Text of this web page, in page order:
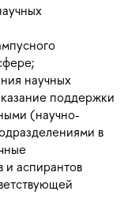
научных
поддержки
(научно-
в
и аспирантов